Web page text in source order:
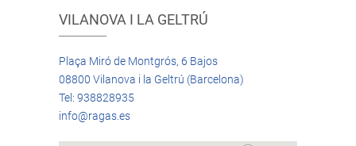
VILANOVA I LA GELTRÚ
Plaça Miró de Montgrós, 6 Bajos
08800 Vilanova i la Geltrú (Barcelona)
Tel: 938828935
info@ragas.es